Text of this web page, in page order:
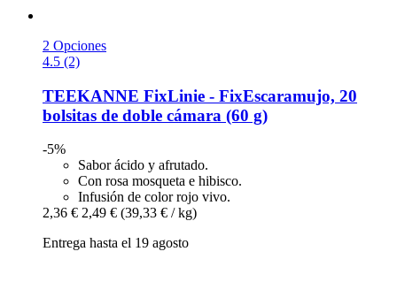
2 Opciones
4.5 (2)
TEEKANNE FixLinie -​ FixEscaramujo, 20
bolsitas de doble cámara (60 g)
-5%
Sabor ácido y afrutado.
Con rosa mosqueta e hibisco.
Infusión de color rojo vivo.
2,36 € 2,49 € (39,33 € / kg)
Entrega hasta el 19 agosto